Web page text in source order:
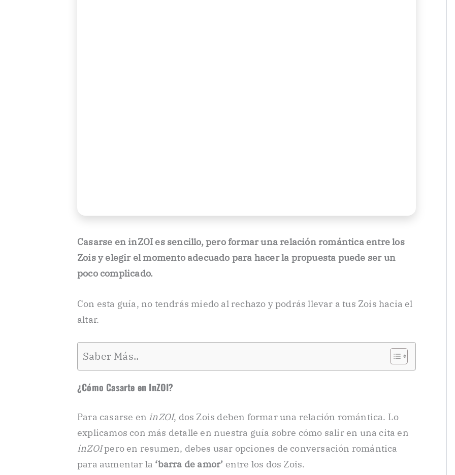
Casarse en inZOI es sencillo, pero formar una relación romántica entre los
Zois y elegir el momento adecuado para hacer la propuesta puede ser un
poco complicado.
Con esta guía, no tendrás miedo al rechazo y podrás llevar a tus Zois hacia el
altar.
Saber Más..
¿Cómo Casarte en InZOI?
Para casarse en inZOI, dos Zois deben formar una relación romántica. Lo
explicamos con más detalle en nuestra guía sobre cómo salir en una cita en
inZOIpero en resumen, debes usar opciones de conversación romántica
para aumentar la ‘barra de amor’ entre los dos Zois.